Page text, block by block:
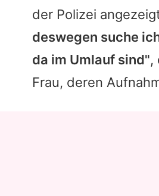
der Polizei
deswegen suche
da im Umlauf sind",
Frau, deren